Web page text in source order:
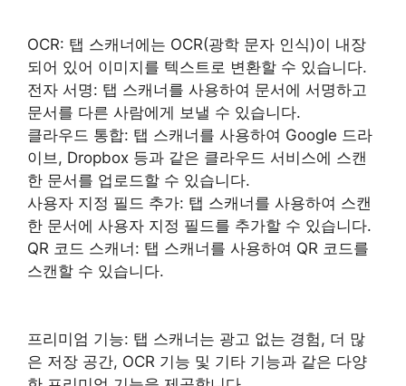
OCR: 탭 스캐너에는 OCR(광학 문자 인식)이 내장
되어 있어 이미지를 텍스트로 변환할 수 있습니다.
전자 서명: 탭 스캐너를 사용하여 문서에 서명하고
문서를 다른 사람에게 보낼 수 있습니다.
클라우드 통합: 탭 스캐너를 사용하여 Google 드라
이브, Dropbox 등과 같은 클라우드 서비스에 스캔
한 문서를 업로드할 수 있습니다.
사용자 지정 필드 추가: 탭 스캐너를 사용하여 스캔
한 문서에 사용자 지정 필드를 추가할 수 있습니다.
QR 코드 스캐너: 탭 스캐너를 사용하여 QR 코드를
스캔할 수 있습니다.
프리미엄 기능: 탭 스캐너는 광고 없는 경험, 더 많
은 저장 공간, OCR 기능 및 기타 기능과 같은 다양